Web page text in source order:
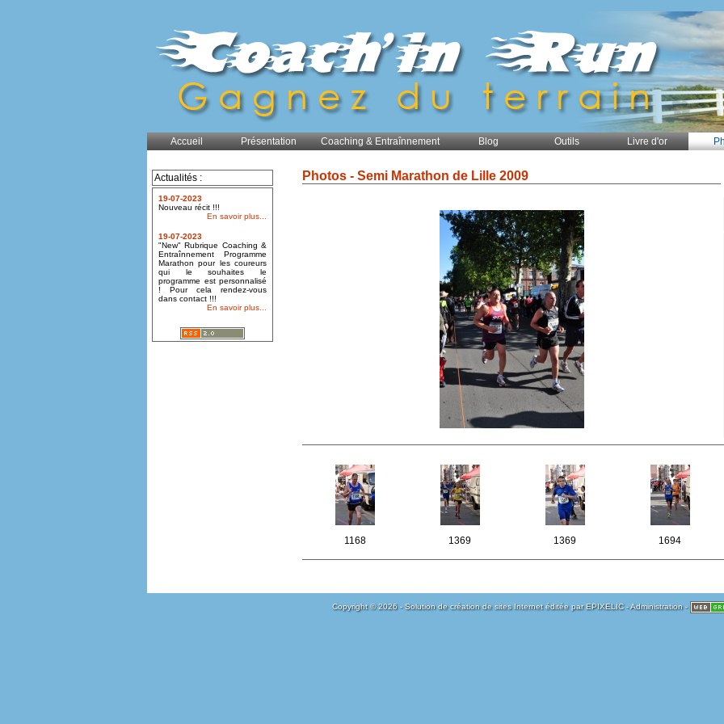
Accueil Présentation Coaching & Entraînnement Blog Outils Livre d'or
Actualités :
19-07-2023
Nouveau récit !!!
En savoir plus...
19-07-2023
"New" Rubrique Coaching &
Entraînnement Programme
Marathon pour les coureurs
qui le souhaites le
programme est personnalisé
! Pour cela rendez-vous
dans contact !!!
En savoir plus...
Photos - Semi Marathon de Lille 2009
1168 1369 1369 1694
Copyright © 2026 - Solution de création de sites Internet éditée parEPIXELIC-Administration-